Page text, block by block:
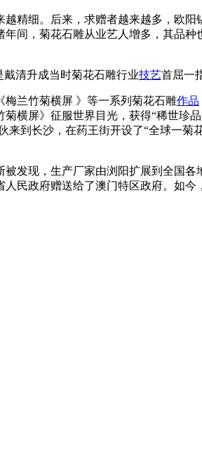
越精细。后来，求赠者越来越多，欧阳
间，菊花石雕从业艺人增多，其品种
清升成当时菊花石雕行业技艺首屈一
兰竹菊横屏 》等一系列菊花石雕作品
横屏》征服世界目光，获得“稀世珍
到长沙，在药王街开设了“全球一菊
发现，生产厂家由浏阳扩展到全国各
民政府赠送给了澳门特区政府。如今